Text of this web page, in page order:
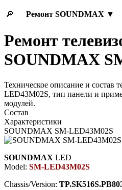
🔎 Ремонт SOUNDMAX ▼
Ремонт
SOUNDMAX
Техническое описание и состав
LED43M02S, тип панели и
модулей.
Состав
Характеристики
SOUNDMAX SM-LED43M02S
SOUNDMAX LED
Model: SM-LED43M02S
Chassis/Version: